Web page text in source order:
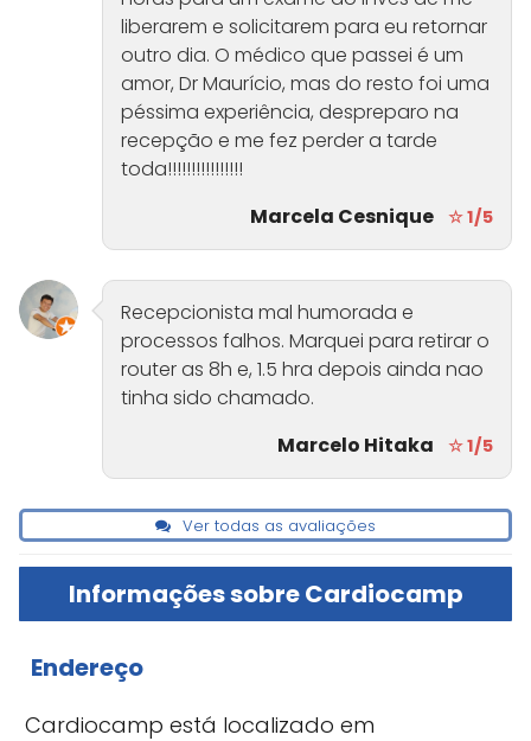
liberarem e solicitarem para eu retornar
outro dia. O médico que passei é um
amor, Dr Maurício, mas do resto foi uma
péssima experiência, despreparo na
recepção e me fez perder a tarde
toda!!!!!!!!!!!!!!!!
Marcela Cesnique ☆ 1/5
Recepcionista mal humorada e
processos falhos. Marquei para retirar o
router as 8h e, 1.5 hra depois ainda nao
tinha sido chamado.
Marcelo Hitaka
☆ 1/5
Ver todas as avaliações
Informações sobre Cardiocamp
Endereço
Cardiocamp está localizado em